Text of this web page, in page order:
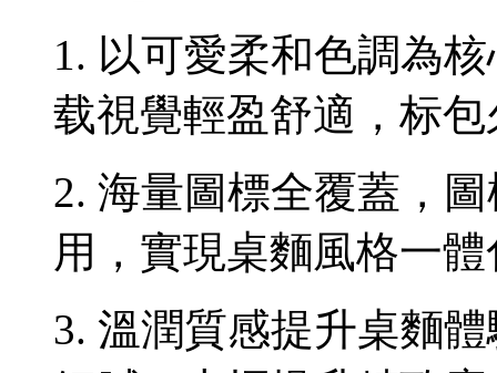
1. 以可愛柔和色調為
载視覺輕盈舒適，标包
2. 海量圖標全覆蓋，
用，實現桌麵風格一
3. 溫潤質感提升桌麵